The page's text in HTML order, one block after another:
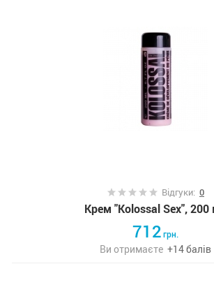
Відгуки: 0
Крем "Kolossal Sex", 200
712грн.
Ви отримаєте +14балів